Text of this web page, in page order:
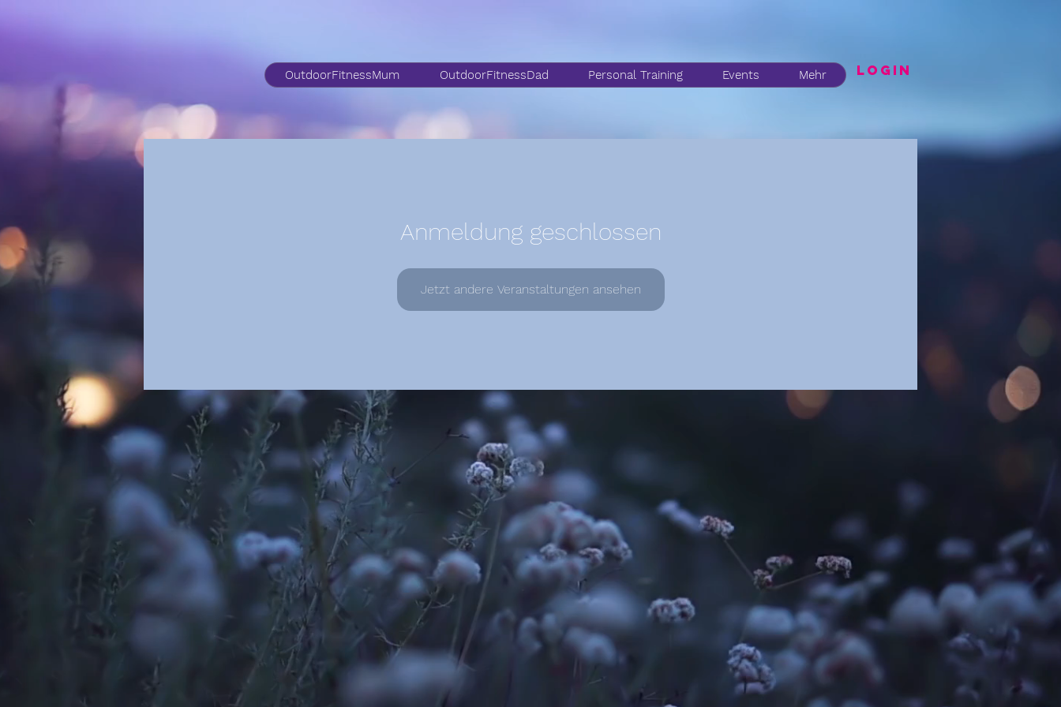
OutdoorFitnessMum OutdoorFitnessDad Personal Training Events Mehr LogIN
Anmeldung geschlossen
Jetzt andere Veranstaltungen ansehen